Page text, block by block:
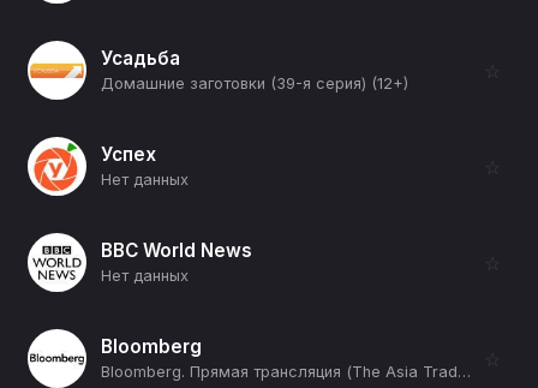
Усадьба
Домашние заготовки (39-я серия) (12+)
☆
Успех
Нет данных
☆
BBC World News
Нет данных
☆
Bloomberg
Bloomberg. Прямая трансляция (The Asia Trade) (12+)
☆